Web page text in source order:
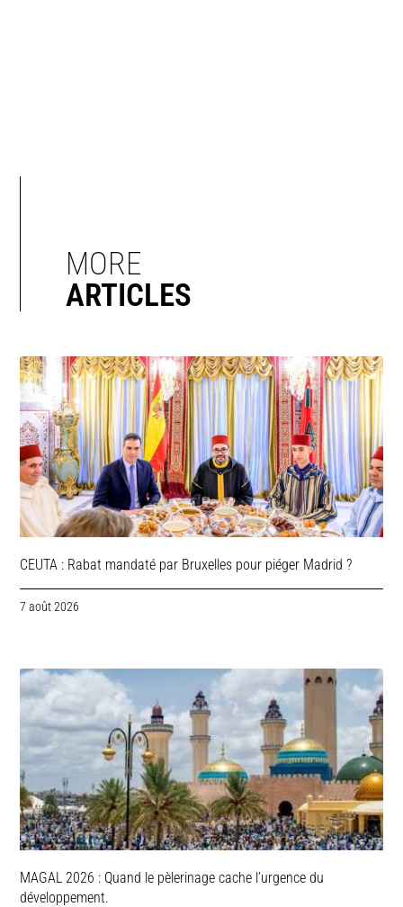
MORE
ARTICLES
CEUTA : Rabat mandaté par Bruxelles pour piéger Madrid ?
7 août 2026
MAGAL 2026 : Quand le pèlerinage cache l’urgence du
développement.